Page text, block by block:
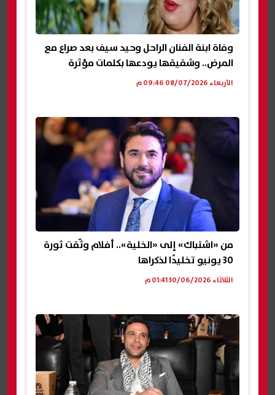
وفاة ابنة الفنان الراحل وحيد سيف بعد صراع مع
المرض.. وشقيقها يودعها بكلمات مؤثرة
الأربعاء 08/07/2026 09:46 م
من «اشتباك» إلى «الخلية».. أفلام وثّقت ثورة
30 يونيو تخليدًا لذكراها
الثلاثاء 30/06/2026 01:41 م